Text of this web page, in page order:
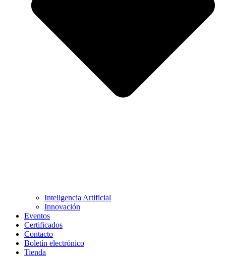
Inteligencia Artificial
Innovación
Eventos
Certificados
Contacto
Boletín electrónico
Tienda